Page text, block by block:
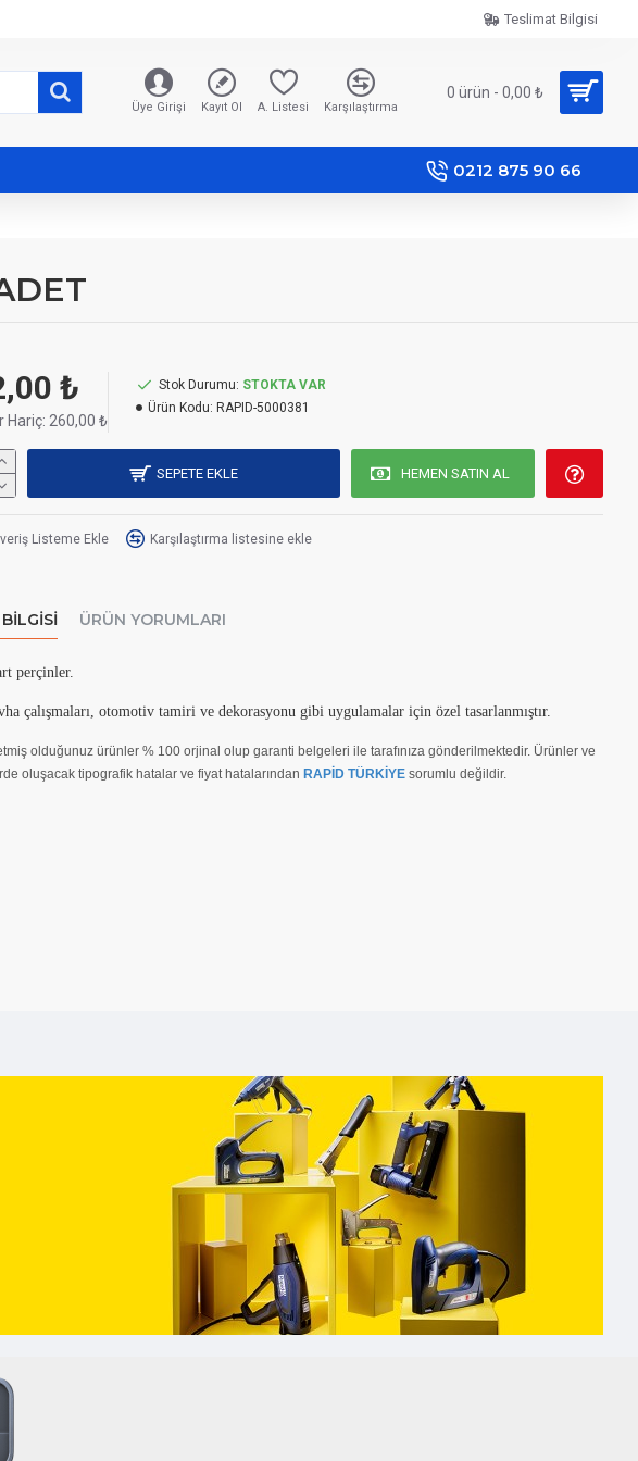
Teslimat Bilgisi
Üye Girişi Kayıt Ol A. Listesi Karşılaştırma
0 ürün - 0,00 ₺
0212 875 90 66
₺
Hariç: 260,00 ₺
Stok Durumu: STOKTA VAR
Ürün Kodu: RAPID-5000381
SEPETE EKLE HEMEN SATIN AL
Listeme Ekle Karşılaştırma listesine ekle
ÜRÜN YORUMLARI
perçinler.
çalışmaları, otomotiv tamiri ve dekorasyonu gibi uygulamalar için özel tasarlanmıştır.
olduğunuz ürünler % 100 orjinal olup garanti belgeleri ile tarafınıza gönderilmektedir. Ürünler ve
oluşacak tipografik hatalar ve fiyat hatalarından RAPİD TÜRKİYE sorumlu değildir.